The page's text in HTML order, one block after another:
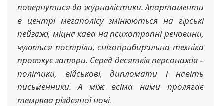
повернутися до журналістики. Апартаменти
в центрі мегаполісу змінюються на гірські
пейзажі, міцна кава на психотропні речовини,
чуються постріли, снігоприбиральна техніка
провокує затори. Серед десятків персонажів –
політики, військові, дипломати і навіть
письменники. А між всіма ними пролягає
темрява різдвяної ночі.